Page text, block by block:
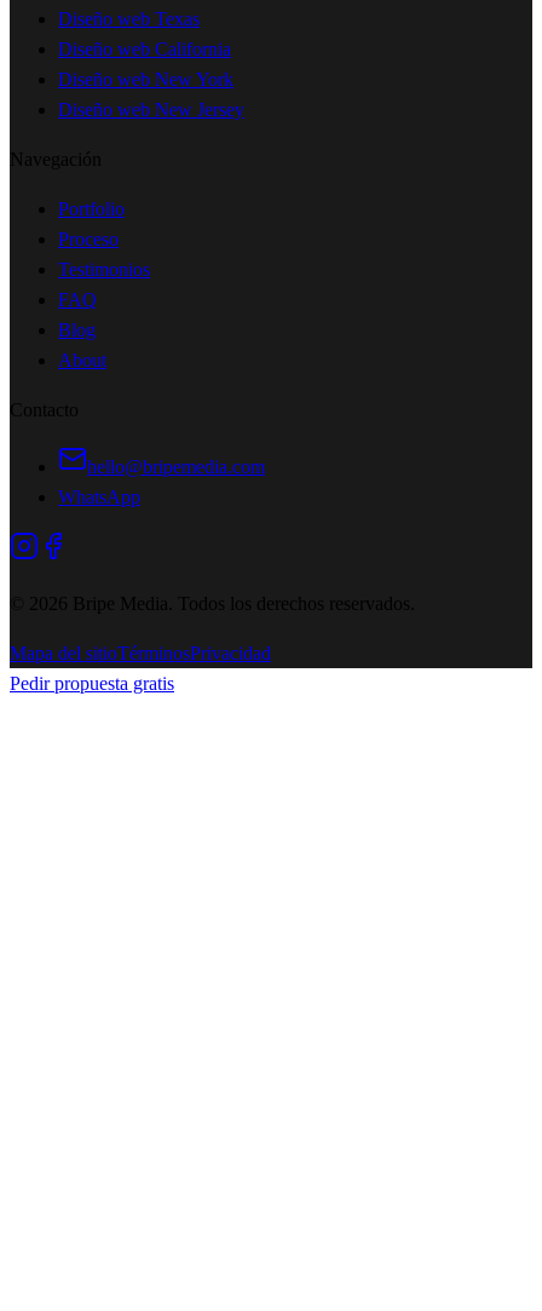
Diseño web Texas
Diseño web California
Diseño web New York
Diseño web New Jersey
Navegación
Portfolio
Proceso
Testimonios
FAQ
Blog
About
Contacto
hello@bripemedia.com
WhatsApp
© 2026 Bripe Media. Todos los derechos reservados
Mapa del sitioTérminosPrivacidad
Pedir propuesta gratis